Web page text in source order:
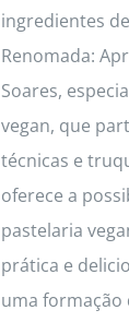
ingredientes
Renomada:
Soares,
vegan, que
técnicas e
oferece a
pastelaria
prática e
uma formação